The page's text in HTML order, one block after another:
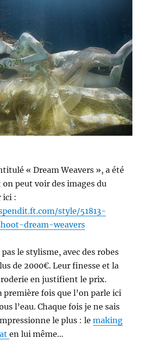
« Dream Weavers », a été
peut voir des images du
ici :
style/51813-
dream-weavers
le stylisme, avec des robes
de 2000€. Leur finesse et la
en justifient le prix.
première fois que l’on parle ici
l’eau. Chaque fois je ne sais
le plus : lemaking
en lui même…